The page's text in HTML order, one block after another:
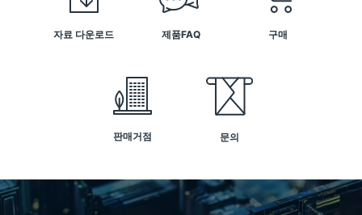
자료 다운로드 제품FAQ 구매
판매거점 문의